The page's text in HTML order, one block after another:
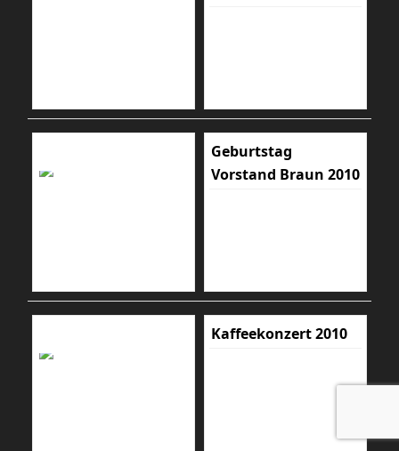
Geburtstag
Vorstand Braun 2010
Kaffeekonzert 2010